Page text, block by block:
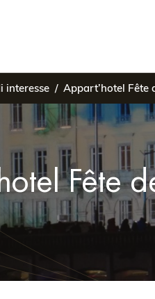
interesse Appart’hotel Fête
Fête